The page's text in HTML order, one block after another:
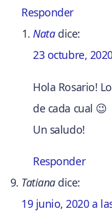
Responder
Nata dice:
23 octubre,
Hola Rosario!
de cada cual 😉
Un saludo!
Responder
Tatiana dice:
19 junio, 2020 a